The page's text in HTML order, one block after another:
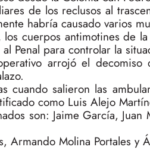
de los reclusos al
habría causado varios
cuerpos antimotines de
Penal para controlar la
arrojó el
cuando salieron las
como Luis Alejo
son: Jaime García,
Armando Molina Portales y